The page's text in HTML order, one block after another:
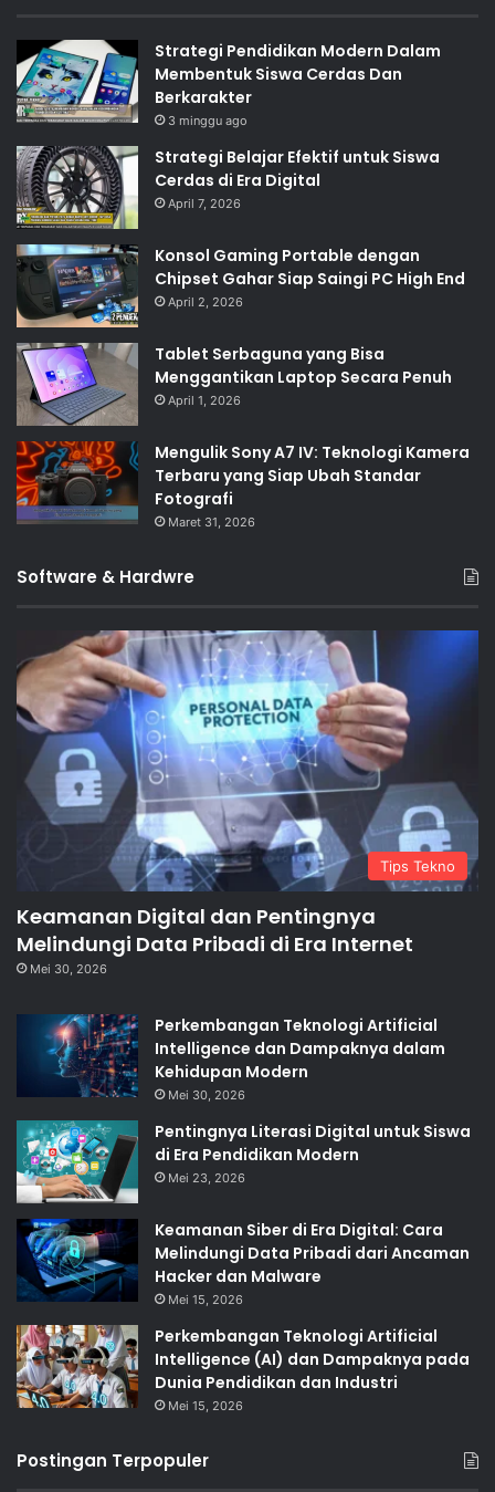
Strategi Pendidikan Modern Dalam
Membentuk Siswa Cerdas Dan
Berkarakter
3 minggu ago
Strategi Belajar Efektif untuk Siswa
Cerdas di Era Digital
April 7, 2026
Konsol Gaming Portable dengan
Chipset Gahar Siap Saingi PC High End
April 2, 2026
Tablet Serbaguna yang Bisa
Menggantikan Laptop Secara Penuh
April 1, 2026
Mengulik Sony A7 IV: Teknologi Kamera
Terbaru yang Siap Ubah Standar
Fotografi
Maret 31, 2026
Software & Hardwre
Tips Tekno
Keamanan Digital dan Pentingnya
Melindungi Data Pribadi di Era Internet
Mei 30, 2026
Perkembangan Teknologi Artificial
Intelligence dan Dampaknya dalam
Kehidupan Modern
Mei 30, 2026
Pentingnya Literasi Digital untuk Siswa
di Era Pendidikan Modern
Mei 23, 2026
Keamanan Siber di Era Digital: Cara
Melindungi Data Pribadi dari Ancaman
Hacker dan Malware
Mei 15, 2026
Perkembangan Teknologi Artificial
Intelligence (AI) dan Dampaknya pada
Dunia Pendidikan dan Industri
Mei 15, 2026
Postingan Terpopuler